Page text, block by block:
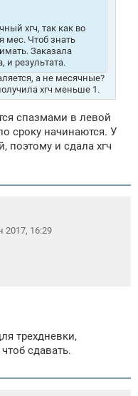
хгч, так как во
мес. Чтоб знать
Заказала
и результата.
а не месячные?
хгч меньше 1.
спазмами в левой
сроку начинаются. У
поэтому и сдала хгч
2017, 16:29
трехдневки,
сдавать.